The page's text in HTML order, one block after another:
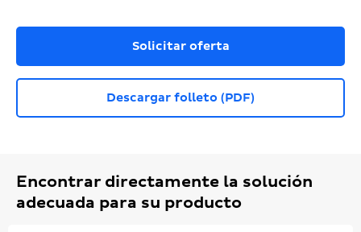
Solicitar oferta
Descargar folleto (PDF)
Encontrar directamente la solución
adecuada para su producto